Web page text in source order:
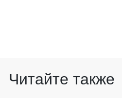
Читайте также